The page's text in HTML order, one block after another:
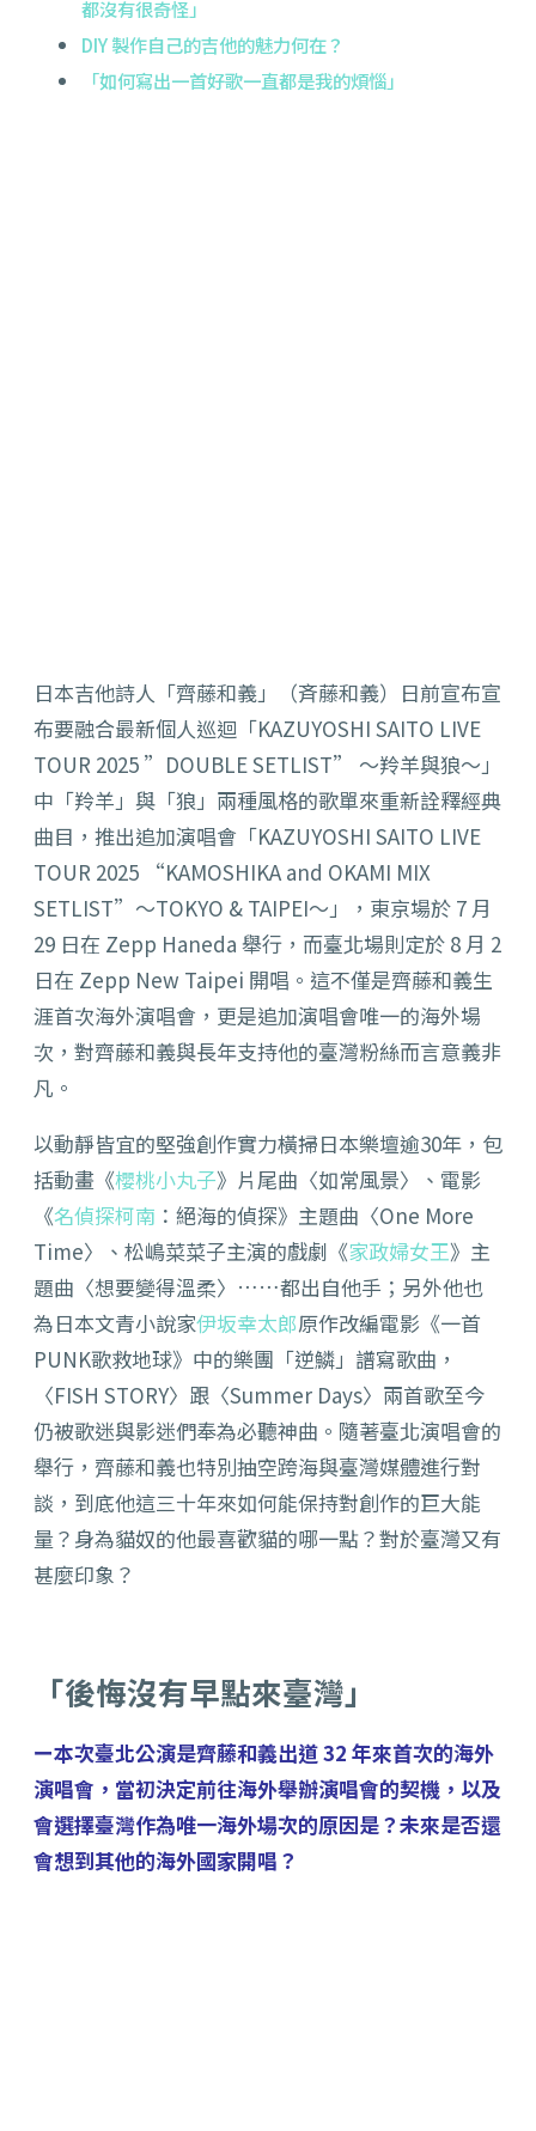
都沒有很奇怪」
DIY 製作自己的吉他的魅力何在？
「如何寫出一首好歌一直都是我的煩惱」
日本吉他詩人「齊藤和義」（斉藤和義）日前宣布宣
布要融合最新個人巡迴「KAZUYOSHI SAITO LIVE
TOUR 2025 ”DOUBLE SETLIST” ～羚羊與狼～」
中「羚羊」與「狼」兩種風格的歌單來重新詮釋經典
曲目，推出追加演唱會「KAZUYOSHI SAITO LIVE
TOUR 2025 “KAMOSHIKA and OKAMI MIX
SETLIST”～TOKYO & TAIPEI～」，東京場於 7 月
29 日在 Zepp Haneda 舉行，而臺北場則定於 8 月 2
日在 Zepp New Taipei 開唱。這不僅是齊藤和義生
涯首次海外演唱會，更是追加演唱會唯一的海外場
次，對齊藤和義與長年支持他的臺灣粉絲而言意義非
凡。
以動靜皆宜的堅強創作實力橫掃日本樂壇逾30年，包
括動畫《櫻桃小丸子》片尾曲〈如常風景〉、電影
《名偵探柯南 ：絕海的偵探》主題曲〈One More
Time〉、松嶋菜菜子主演的戲劇《家政婦女王》主
題曲〈想要變得溫柔〉……都出自他手；另外他也
為日本文青小說家伊坂幸太郎原作改編電影《一首
PUNK歌救地球》中的樂團「逆鱗」譜寫歌曲，
〈FISH STORY〉跟〈Summer Days〉兩首歌至今
仍被歌迷與影迷們奉為必聽神曲。隨著臺北演唱會的
舉行，齊藤和義也特別抽空跨海與臺灣媒體進行對
談，到底他這三十年來如何能保持對創作的巨大能
量？身為貓奴的他最喜歡貓的哪一點？對於臺灣又有
甚麼印象？
「後悔沒有早點來臺灣」
ー本次臺北公演是齊藤和義出道 32 年來首次的海外
演唱會，當初決定前往海外舉辦演唱會的契機，以及
會選擇臺灣作為唯一海外場次的原因是？未來是否還
會想到其他的海外國家開唱？